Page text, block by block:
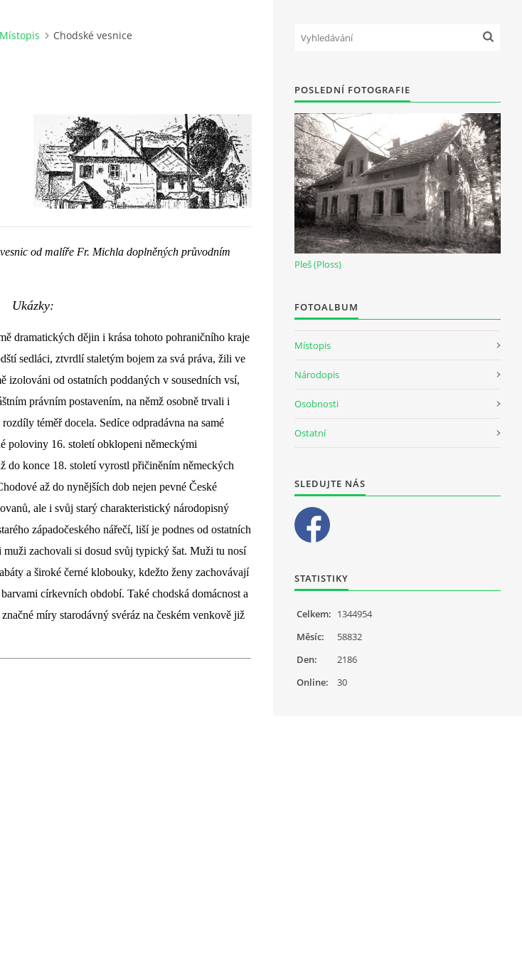
Místopis Chodské vesnice
od malíře Fr. Michla doplněných průvodním
Ukázky:
dramatických dějin i krása tohoto pohraničního kraje
sedláci, ztvrdlí staletým bojem za svá práva, žili ve
izolováni od ostatních poddaných v sousedních vsí,
právním postavením, na němž osobně trvali i
téměř docela. Sedíce odpradávna na samé
poloviny 16. století obklopeni německými
do konce 18. století vyrostl přičiněním německých
až do nynějších dob nejen pevné České
ale i svůj starý charakteristický národopisný
západočeského nářečí, liší je podnes od ostatních
zachovali si dosud svůj typický šat. Muži tu nosí
a široké černé klobouky, kdežto ženy zachovávají
církevních období. Také chodská domácnost a
míry starodávný svéráz na českém venkově již
POSLEDNÍ FOTOGRAFIE
Pleš (Ploss)
FOTOALBUM
Místopis
Národopis
Osobnosti
Ostatní
SLEDUJTE NÁS
STATISTIKY
Online: 30
Celkem: 1344954
Měsíc:
58832
Den:
2186